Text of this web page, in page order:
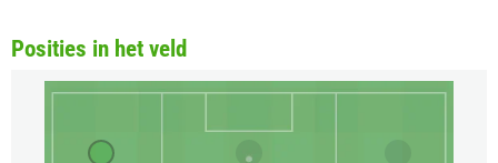
Posities in het veld